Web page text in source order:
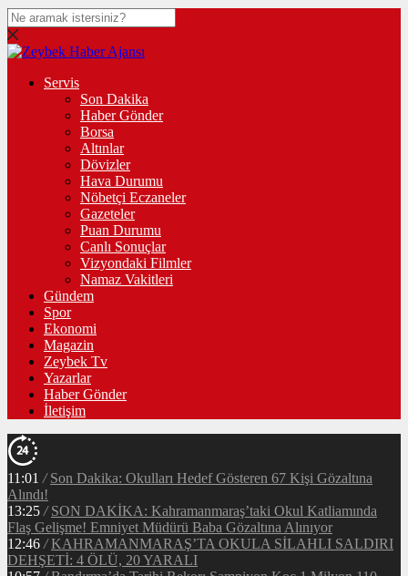
Servis
Son Dakika
Haber Gönder
Borsa
Altınlar
Dövizler
Hava Durumu
Nöbetçi Eczaneler
Gazeteler
Puan Durumu
Canlı Sonuçlar
Vizyondaki Filmler
Namaz Vakitleri
Gündem
Spor
Ekonomi
Magazin
Zeybek Tv
Yazarlar
Haber Gönder
İletişim
11:01 / Son Dakika: Okulları Hedef Gösteren 67 Kişi Gözaltına
Alındı!
13:25 / SON DAKİKA: Kahramanmaraş’taki Okul Katliamında
Flaş Gelişme! Emniyet Müdürü Baba Gözaltına Alınıyor
12:46 / KAHRAMANMARAŞ’TA OKULA SİLAHLI SALDIRI
DEHŞETİ: 4 ÖLÜ, 20 YARALI